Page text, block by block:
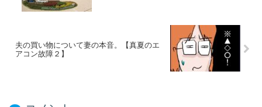
夫の買い物について妻の本音。【真夏のエ
アコン故障２】